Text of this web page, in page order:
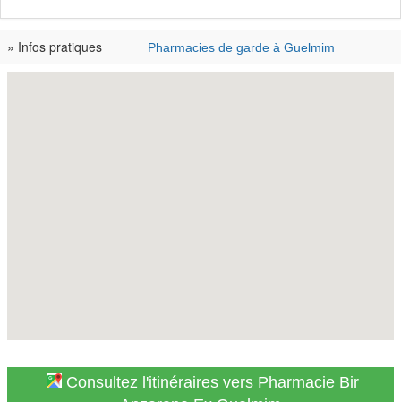
» Infos pratiques Pharmacies de garde à Guelmim
Consultez l'itinéraires vers Pharmacie Bir